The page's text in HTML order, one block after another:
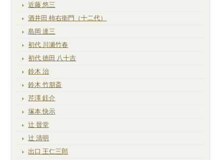
近藤 悠三
酒井田 柿右衛門（十二代）
島岡 達三
初代 川瀬竹春
初代 徳田 八十吉
鈴木 治
鈴木 竹朋斎
芹澤 銈介
塚本 快示
辻 晉堂
辻 清明
出口 王仁三郎